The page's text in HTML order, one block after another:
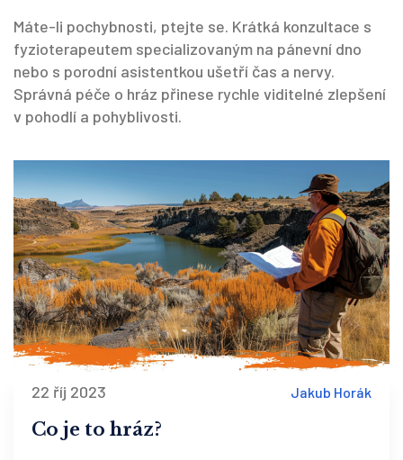
Máte-li pochybnosti, ptejte se. Krátká konzultace s
fyzioterapeutem specializovaným na pánevní dno
nebo s porodní asistentkou ušetří čas a nervy.
Správná péče o hráz přinese rychle viditelné zlepšení
v pohodlí a pohyblivosti.
22 říj 2023 Jakub Horák
Co je to hráz?